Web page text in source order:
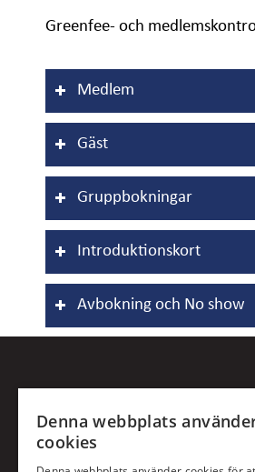
Greenfee- och
Medlem
Gäst
Gruppbokningar
Introduktionskort
Avbokning och No show
Denna webbplats
cookies